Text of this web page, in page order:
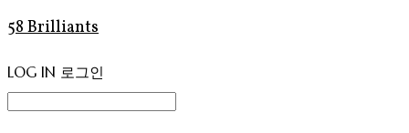
58 Brilliants
LOG IN 로그인